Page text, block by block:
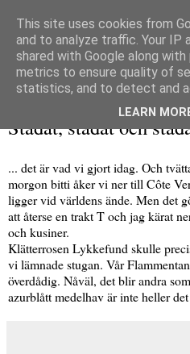
Städat, städat och
... det är vad vi gjort idag. Och
morgon bitti åker vi ner till Côte
ligger vid världens ände. Men det
att återse en trakt T och jag kärat
och kusiner.
Klätterrosen Lykkefund skulle
vi lämnade stugan. Vår
överdådig. Nåväl, det blir andra
azurblått medelhav är inte heller det
This site uses cookies from
and to analyze traffic. Your IP
shared with Google along
metrics to ensure quality of
statistics, and to detect and
LEARN